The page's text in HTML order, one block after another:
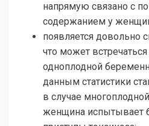
напрямую связано с
содержанием у
появляется довольно
что может
одноплодной
данным статистики
в случае
женщина испытывает